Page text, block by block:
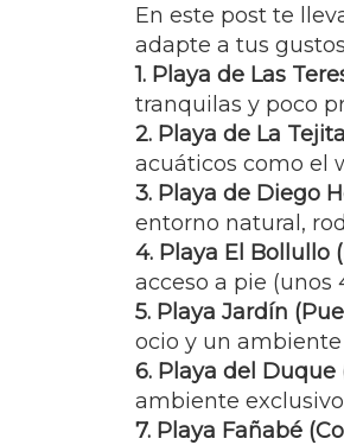
En este post te
adapte a tus
1. Playa de Las
tranquilas y poco
2. Playa de La
acuáticos como el
3. Playa de Diego
entorno natural,
4. Playa El Bollullo
acceso a pie
5. Playa Jardín
ocio y un
6. Playa del Duque
ambiente
7. Playa Fañabé